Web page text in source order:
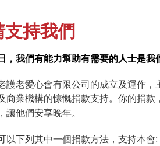
支持我們
，我們有能力幫助有需要的人士是我
護老愛心會有限公司的成立及運作，
商業機構的慷慨捐款支持。
你的捐款
，讓他們安享晚年。
以下列其中一個捐款方法，支持本會: